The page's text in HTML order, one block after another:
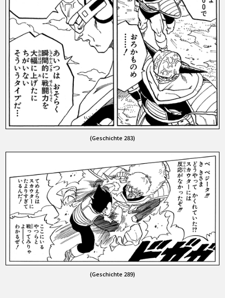
(Geschichte 283)
(Geschichte 289)